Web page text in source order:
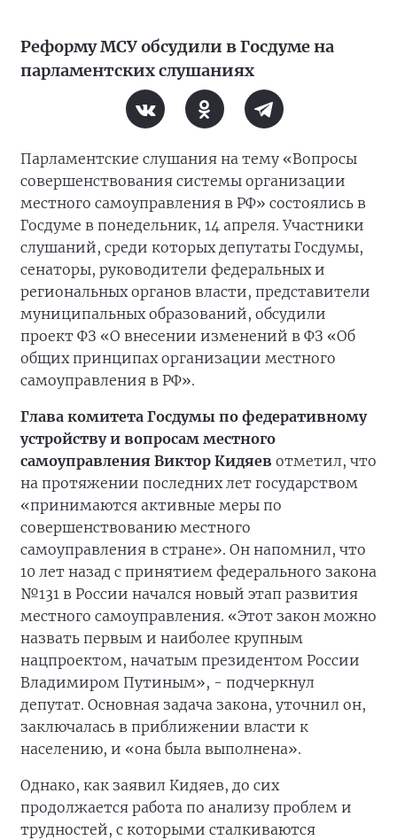
Реформу МСУ обсудили в Госдуме на
парламентских слушаниях
Парламентские слушания на тему «Вопросы
совершенствования системы организации
местного самоуправления в РФ» состоялись в
Госдуме в понедельник, 14 апреля. Участники
слушаний, среди которых депутаты Госдумы,
сенаторы, руководители федеральных и
региональных органов власти, представители
муниципальных образований, обсудили
проект ФЗ «О внесении изменений в ФЗ «Об
общих принципах организации местного
самоуправления в РФ».
Глава комитета Госдумы по федеративному
устройству и вопросам местного
самоуправления Виктор Кидяев отметил, что
на протяжении последних лет государством
«принимаются активные меры по
совершенствованию местного
самоуправления в стране». Он напомнил, что
10 лет назад с принятием федерального закона
№131 в России начался новый этап развития
местного самоуправления. «Этот закон можно
назвать первым и наиболее крупным
нацпроектом, начатым президентом России
Владимиром Путиным», - подчеркнул
депутат. Основная задача закона, уточнил он,
заключалась в приближении власти к
населению, и «она была выполнена».
Однако, как заявил Кидяев, до сих
продолжается работа по анализу проблем и
трудностей, с которыми сталкиваются